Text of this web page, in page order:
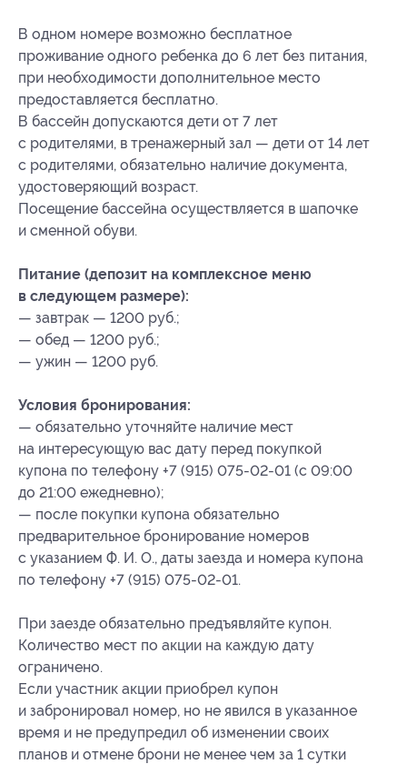
В одном номере возможно бесплатное
проживание одного ребенка до 6 лет без питания,
при необходимости дополнительное место
предоставляется бесплатно.
В бассейн допускаются дети от 7 лет
с родителями, в тренажерный зал — дети от 14 лет
с родителями, обязательно наличие документа,
удостоверяющий возраст.
Посещение бассейна осуществляется в шапочке
и сменной обуви.
Питание (депозит на комплексное меню
в следующем размере):
— завтрак — 1200 руб.;
— обед — 1200 руб.;
— ужин — 1200 руб.
Условия бронирования:
— обязательно уточняйте наличие мест
на интересующую вас дату перед покупкой
купона по телефону +7 (915) 075-02-01 (с 09:00
до 21:00 ежедневно);
— после покупки купона обязательно
предварительное бронирование номеров
с указанием Ф. И. О., даты заезда и номера купона
по телефону +7 (915) 075-02-01.
При заезде обязательно предъявляйте купон.
Количество мест по акции на каждую дату
ограничено.
Если участник акции приобрел купон
и забронировал номер, но не явился в указанное
время и не предупредил об изменении своих
планов и отмене брони не менее чем за 1 сутки